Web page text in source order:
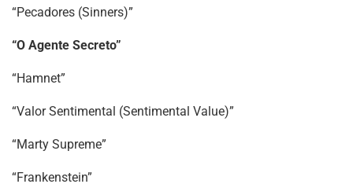
“Pecadores (Sinners)”
“O Agente Secreto”
“Hamnet”
“Valor Sentimental (Sentimental Value)”
“Marty Supreme”
“Frankenstein”